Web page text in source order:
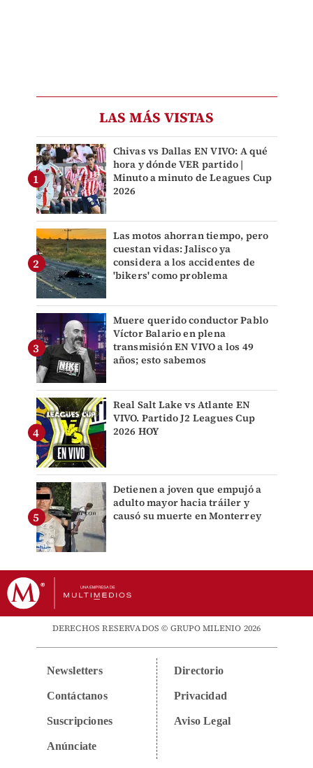
LAS MÁS VISTAS
Chivas vs Dallas EN VIVO: A qué
hora y dónde VER partido |
Minuto a minuto de Leagues Cup
2026
Las motos ahorran tiempo, pero
cuestan vidas: Jalisco ya
considera a los accidentes de
'bikers' como problema
Muere querido conductor Pablo
Víctor Balario en plena
transmisión EN VIVO a los 49
años; esto sabemos
Real Salt Lake vs Atlante EN
VIVO. Partido J2 Leagues Cup
2026 HOY
Detienen a joven que empujó a
adulto mayor hacia tráiler y
causó su muerte en Monterrey
DERECHOS RESERVADOS © GRUPO MILENIO 2026
Newsletters
Contáctanos
Suscripciones
Anúnciate
Directorio
Privacidad
Aviso Legal